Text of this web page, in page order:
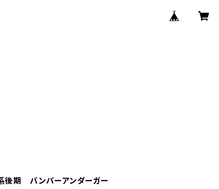
後期 バンパーアンダーガー